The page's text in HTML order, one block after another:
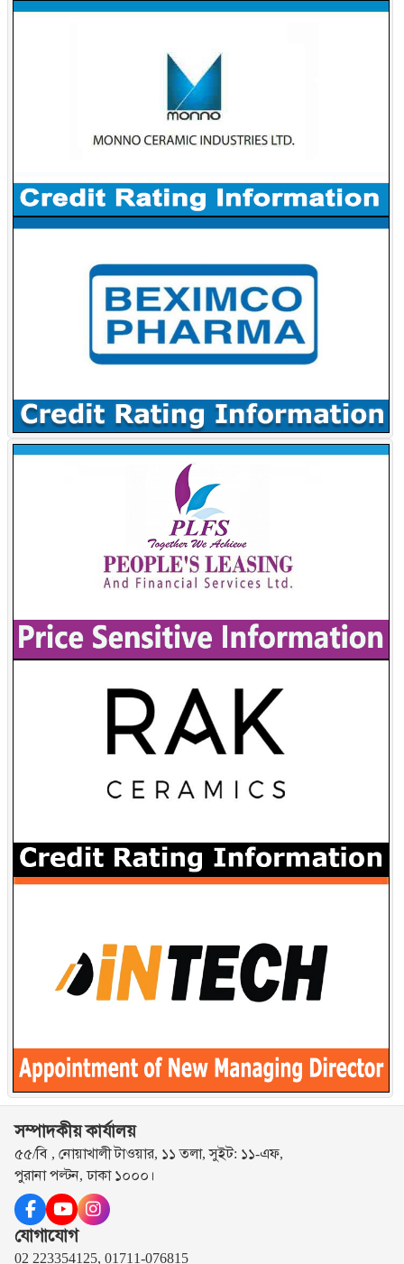
সম্পাদকীয় কার্যালয়
৫৫/বি , নোয়াখালী টাওয়ার, ১১ তলা, সুইট: ১১-এফ,
পুরানা পল্টন, ঢাকা ১০০০।
যোগাযোগ
02 223354125, 01711-076815